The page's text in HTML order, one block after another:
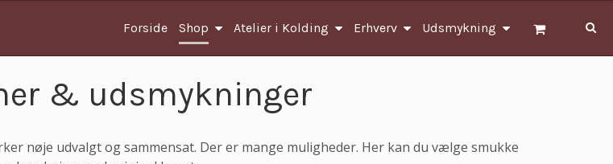
Forside Shop Atelier i Kolding Erhverv Udsmykning
& udsmykninger
nøje udvalgt og sammensat. Der er mange muligheder. Her kan du vælge smukke